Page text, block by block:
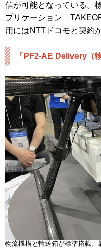
信が可能となっている。
プリケーション「
用にはNTTドコモと契約
「PF2-AE Delivery（
物流機構と輸送箱が標準搭載